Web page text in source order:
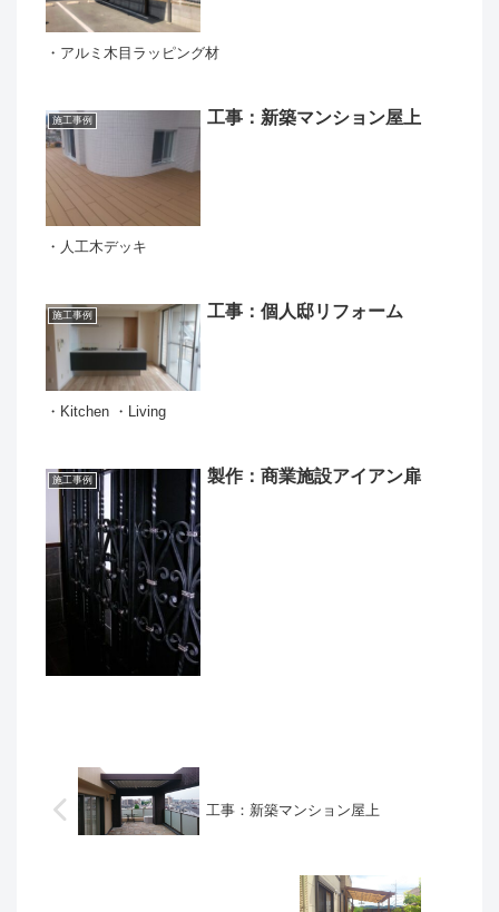
・アルミ木目ラッピング材
施工事例 工事：新築マンション屋上
・人工木デッキ
施工事例 工事：個人邸リフォーム
・Kitchen ・Living
施工事例 製作：商業施設アイアン扉
工事：新築マンション屋上